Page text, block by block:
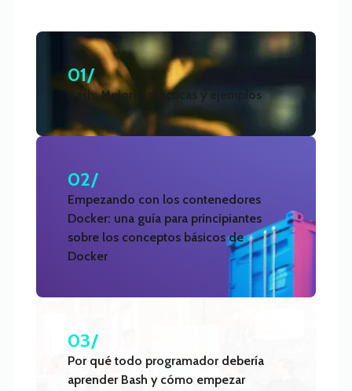
01/
Bash: Mejores prácticas y ejemplos
02/
Empezando con los contenedores
Docker: una guía para principiantes
sobre los conceptos básicos de
Docker
03/
Por qué todo programador debería
aprender Bash y cómo empezar